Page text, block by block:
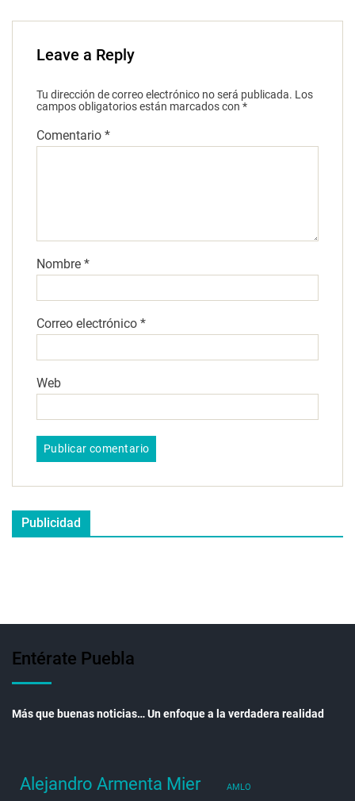
Leave a Reply
Tu dirección de correo electrónico no será publicada. Los
campos obligatorios están marcados con *
Comentario *
Nombre *
Correo electrónico *
Web
Publicidad
Entérate Puebla
Más que buenas noticias… Un enfoque a la verdadera realidad
Alejandro Armenta Mier AMLO